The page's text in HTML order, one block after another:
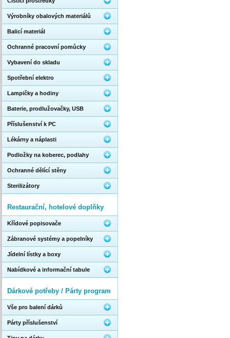
Výrobníky obalových materiálů
Balicí materiál
Ochranné pracovní pomůcky
Vybavení do skladu
Spotřební elektro
Lampičky a hodiny
Baterie, prodlužovačky, USB
Příslušenství k PC
Lékárny a náplasti
Podložky na koberec, podlahy
Ochranné dělící stěny
Sterilizátory
Restaurační, hotelové doplňky
Křídové popisovače
Zábranové systémy a popelníky
Jídelní lístky a boxy
Nabídkové a informační tabule
Dárkové potřeby / Párty program
Vše pro balení dárků
Párty příslušenství